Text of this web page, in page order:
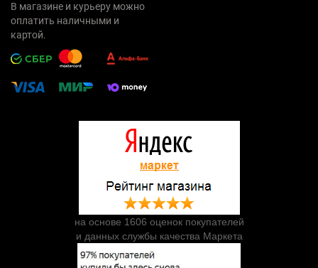
В магазине и курьеру можно
оплатить наличными и
картой.
на основе 1606 оценок покупателей
и данных службы качества Маркета